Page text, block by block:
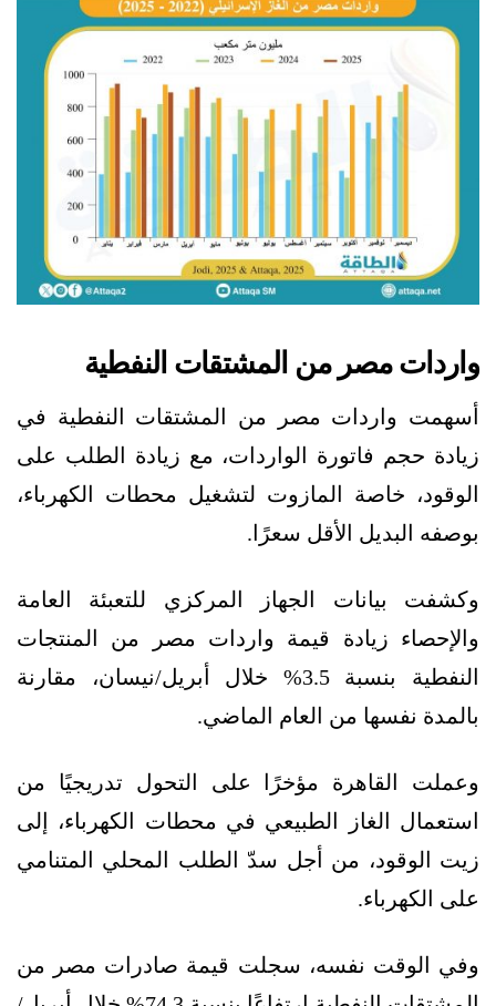
واردات مصر من المشتقات النفطية
أسهمت واردات مصر من المشتقات النفطية في
زيادة حجم فاتورة الواردات، مع زيادة الطلب على
الوقود، خاصة المازوت لتشغيل محطات الكهرباء،
بوصفه البديل الأقل سعرًا.
وكشفت بيانات الجهاز المركزي للتعبئة العامة
والإحصاء زيادة قيمة واردات مصر من المنتجات
النفطية بنسبة 3.5% خلال أبريل/نيسان، مقارنة
بالمدة نفسها من العام الماضي.
وعملت القاهرة مؤخرًا على التحول تدريجيًا من
استعمال الغاز الطبيعي في محطات الكهرباء، إلى
زيت الوقود، من أجل سدّ الطلب المحلي المتنامي
على الكهرباء.
وفي الوقت نفسه، سجلت قيمة صادرات مصر من